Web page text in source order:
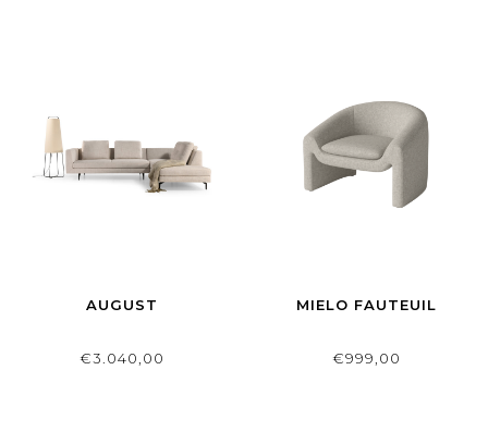
AUGUST
€3.040,00
MIELO FAUTEUIL
€999,00